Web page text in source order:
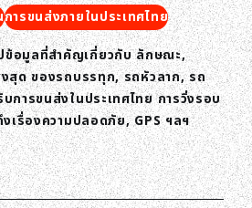
การขนส่งภายในประเทศไทย
ข้อมูลที่สำคัญเกี่ยวกับ ลักษณะ,
สุด ของรถบรรทุก, รถหัวลาก, รถ
การขนส่งในประเทศไทย การวิ่งรอบ
เรื่องความปลอดภัย, GPS ฯลฯ